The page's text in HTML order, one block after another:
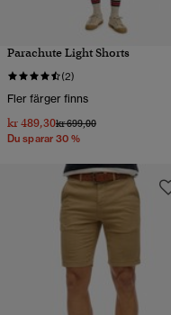
Parachute Light Shorts
(2)
Fler färger finns
kr 489,30Pris reducerat från
kr 699,00till
Du sparar 30 %